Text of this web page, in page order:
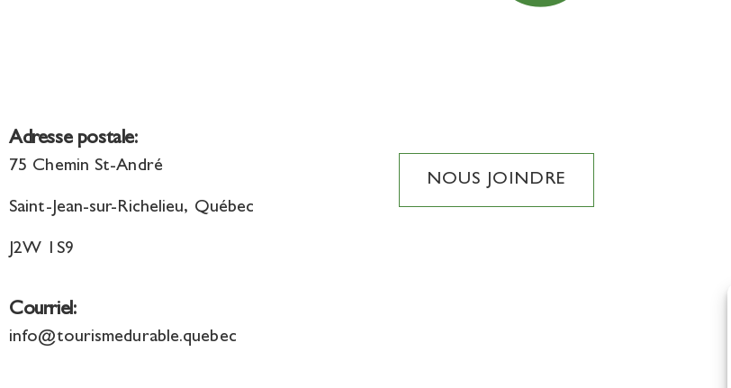
Adresse postale:
75 Chemin St-André
Saint-Jean-sur-Richelieu, Québec
J2W 1S9
Courriel:
info@tourismedurable.quebec
NOUS JOINDRE